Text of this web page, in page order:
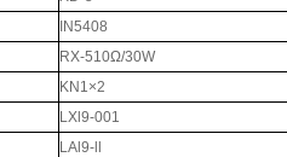
IN5408
RX-510Ω/30W
KN1×2
LXl9-001
LAl9-ll